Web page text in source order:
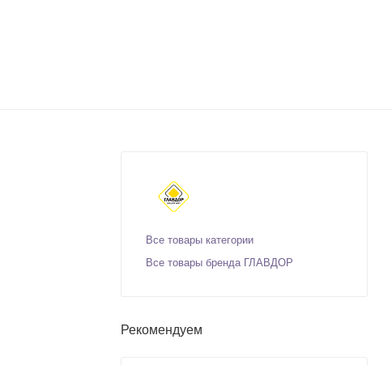
Все товары категории
Все товары бренда ГЛАВДОР
Рекомендуем